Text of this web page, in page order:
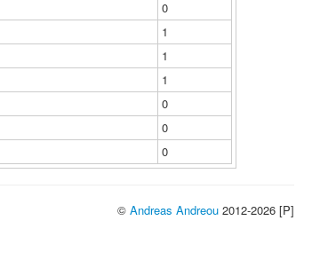
0
1
1
1
0
0
0
© Andreas Andreou 2012-2026 [P]